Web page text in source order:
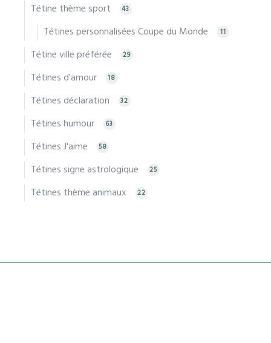
Tétine thème sport 43
Tétines personnalisées Coupe du Monde 11
Tétine ville préférée 29
Tétines d'amour 18
Tétines déclaration 32
Tétines humour 63
Tétines J'aime 58
Tétines signe astrologique 25
Tétines thème animaux 22